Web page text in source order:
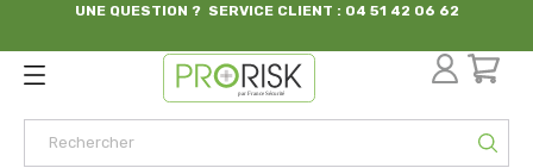
UNE QUESTION ? SERVICE CLIENT : 04 51 42 06 62
par France Sécurité